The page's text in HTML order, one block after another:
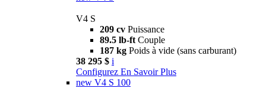
V4 S
209 cv Puissance
89.5 lb-ft Couple
187 kg Poids à vide (sans carburant)
38 295 $ i
Configurez En Savoir Plus
new V4 S 100